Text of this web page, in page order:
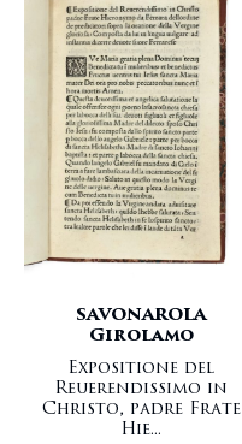
SAVONAROLA
Girolamo
Expositione del
Reuerendissimo in
Christo, padre Frate
Hie...